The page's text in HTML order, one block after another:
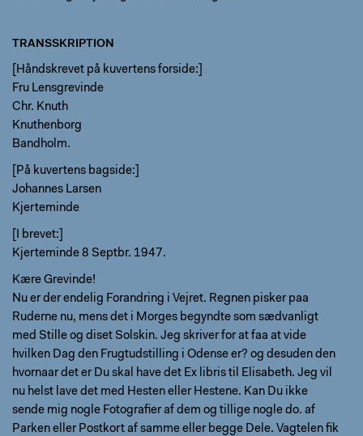
TRANSSKRIPTION
[Håndskrevet på kuvertens forside:]
Fru Lensgrevinde
Chr. Knuth
Knuthenborg
Bandholm.
[På kuvertens bagside:]
Johannes Larsen
Kjerteminde
[I brevet:]
Kjerteminde 8 Septbr. 1947.
Kære Grevinde!
Nu er der endelig Forandring i Vejret. Regnen pisker paa
Ruderne nu, mens det i Morges begyndte som sædvanligt
med Stille og diset Solskin. Jeg skriver for at faa at vide
hvilken Dag den Frugtudstilling i Odense er? og desuden den
hvornaar det er Du skal have det Ex libris til Elisabeth. Jeg vil
nu helst lave det med Hesten eller Hestene. Kan Du ikke
sende mig nogle Fotografier af dem og tillige nogle do. af
Parken eller Postkort af samme eller begge Dele. Vagtelen fik